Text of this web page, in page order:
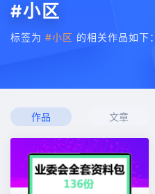
#小区
标签为 #小区 的相关作品如下：
作品 文章